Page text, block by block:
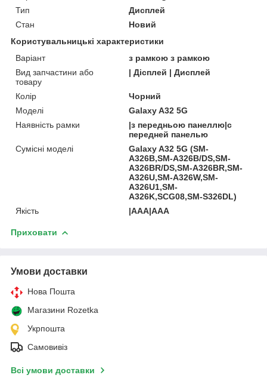
Тип
Дисплей
Стан
Новий
Користувальницькі характеристики
Варіант
з рамкою з рамкою
Вид запчастини або
товару
| Дісплей | Дисплей
Колір
Чорний
Моделі
Galaxy A32 5G
Наявність рамки
|з передньою панеллю|с
передней панелью
Сумісні моделі
Galaxy A32 5G (SM-
A326B,SM-A326B/DS,SM-
A326BR/DS,SM-A326BR,SM-
A326U,SM-A326W,SM-
A326U1,SM-
A326K,SCG08,SM-S326DL)
Якість
|AAA|AAA
Приховати
Умови доставки
Нова Пошта
Магазини Rozetka
Укрпошта
Самовивіз
Всі умови доставки